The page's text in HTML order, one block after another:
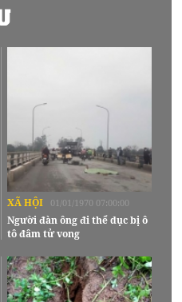
XÃ HỘI 01/01/1970 07:00:00
Người đàn ông đi thể dục bị ô
tô đâm tử vong